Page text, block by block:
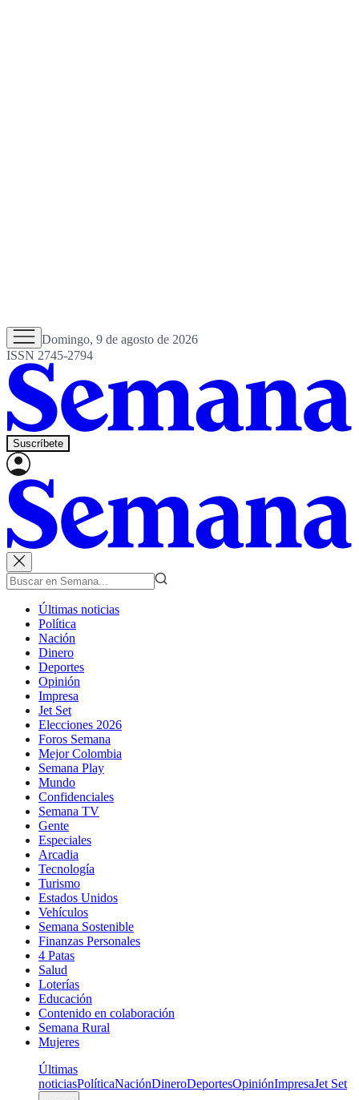
Domingo, 9 de agosto de 2026
ISSN 2745-2794
Suscríbete
Últimas noticias
Política
Nación
Dinero
Deportes
Opinión
Impresa
Jet Set
Elecciones 2026
Foros Semana
Mejor Colombia
Semana Play
Mundo
Confidenciales
Semana TV
Gente
Especiales
Arcadia
Tecnología
Turismo
Estados Unidos
Vehículos
Semana Sostenible
Finanzas Personales
4 Patas
Salud
Loterías
Educación
Contenido en colaboración
Semana Rural
Mujeres
Últimas
noticiasPolíticaNaciónDineroDeportesOpiniónImpresaJet Set